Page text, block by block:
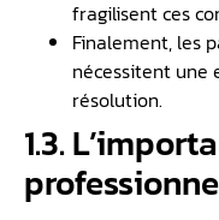
fragilisent ces
Finalement, les
nécessitent une
résolution.
1.3.